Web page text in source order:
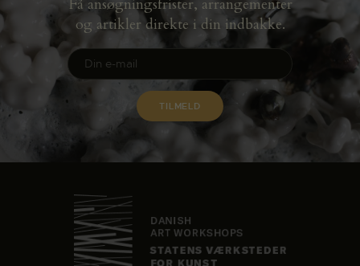
Få ansøgningsfrister, arrangementer
og artikler direkte i din indbakke.